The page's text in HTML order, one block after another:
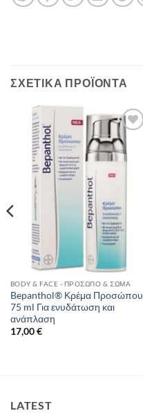
ΣΧΕΤΙΚΆ ΠΡΟΪΌΝΤΑ
Add to
Wishlist
BODY & FACE - ΠΡΌΣΩΠΟ & ΣΏΜΑ
Bepanthol® Κρέμα Προσώπου
75 ml Για ενυδάτωση και
ανάπλαση
17,00€
LATEST